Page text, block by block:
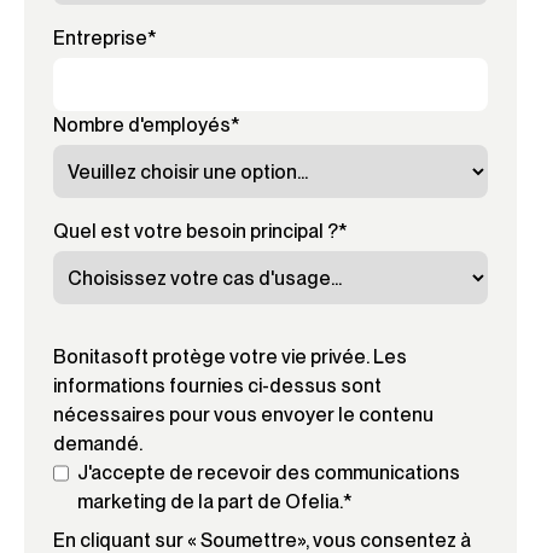
Entreprise*
Nombre d'employés*
Quel est votre besoin principal ?*
Bonitasoft protège votre vie privée. Les
informations fournies ci-dessus sont
nécessaires pour vous envoyer le contenu
demandé.
J'accepte de recevoir des communications
marketing de la part de Ofelia.*
En cliquant sur « Soumettre», vous consentez à